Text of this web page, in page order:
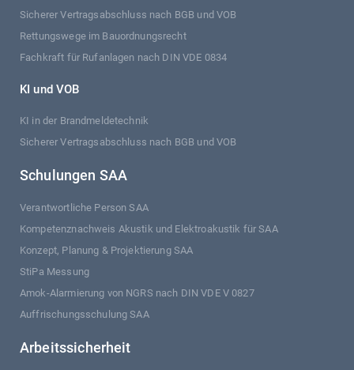
Sicherer Vertragsabschluss nach BGB und VOB
Rettungswege im Bauordnungsrecht
Fachkraft für Rufanlagen nach DIN VDE 0834
KI und VOB
KI in der Brandmeldetechnik
Sicherer Vertragsabschluss nach BGB und VOB
Schulungen SAA
Verantwortliche Person SAA
Kompetenznachweis Akustik und Elektroakustik für SAA
Konzept, Planung & Projektierung SAA
StiPa Messung
Amok-Alarmierung von NGRS nach DIN VDE V 0827
Auffrischungsschulung SAA
Arbeitssicherheit